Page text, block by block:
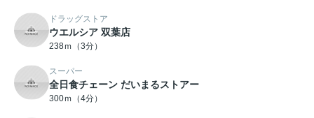
ドラッグストア
ウエルシア 双葉店
238ｍ（3分）
スーパー
全日食チェーン だいまるストアー
300ｍ（4分）